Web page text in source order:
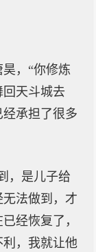
，“你修炼
回天斗城去
经承担了很多
，是儿子给
无法做到，才
经恢复了，
，我就让他